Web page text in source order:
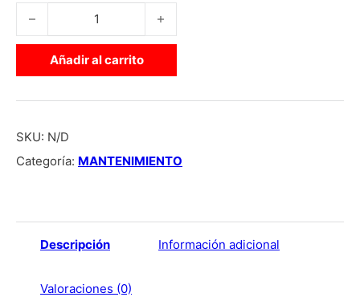
GUANTES MECANICO MUC-OFF cantidad
Añadir al carrito
SKU: N/D
Categoría: MANTENIMIENTO
Descripción Información adicional
Valoraciones (0)